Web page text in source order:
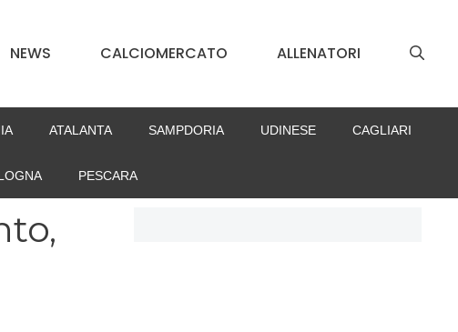
NEWS CALCIOMERCATO ALLENATORI
ATALANTA SAMPDORIA UDINESE CAGLIARI
PESCARA